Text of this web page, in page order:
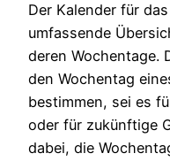
Der Kalender für
umfassende
deren Wochentage.
den Wochentag
bestimmen, sei es
oder für zukünftige
dabei, die